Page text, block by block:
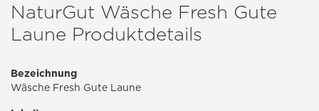
NaturGut Wäsche Fresh Gute
Laune Produktdetails
Bezeichnung
Wäsche Fresh Gute Laune